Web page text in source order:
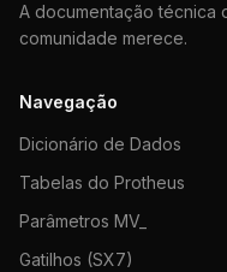
A documentação técnica
comunidade merece.
Navegação
Dicionário de Dados
Tabelas do Protheus
Parâmetros MV_
Gatilhos (SX7)